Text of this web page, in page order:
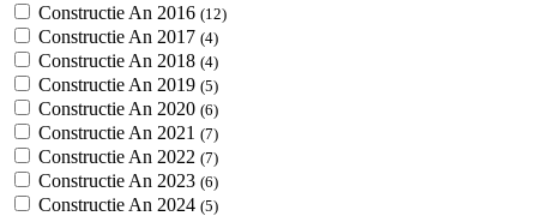
Constructie An 2016 (12)
Constructie An 2017 (4)
Constructie An 2018 (4)
Constructie An 2019 (5)
Constructie An 2020 (6)
Constructie An 2021 (7)
Constructie An 2022 (7)
Constructie An 2023 (6)
Constructie An 2024 (5)